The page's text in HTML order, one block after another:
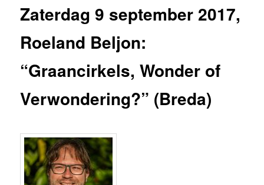
Zaterdag 9 september 2017,
Roeland Beljon:
“Graancirkels, Wonder of
Verwondering?” (Breda)